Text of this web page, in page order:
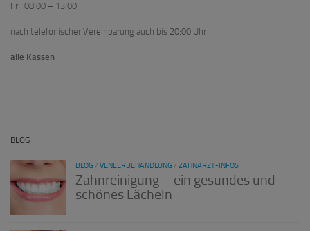
Fr 08.00 – 13.00
nach telefonischer Vereinbarung auch bis 20:00 Uhr
alle Kassen
BLOG
BLOG / VENEERBEHANDLUNG / ZAHNARZT-INFOS
Zahnreinigung – ein gesundes und
schönes Lächeln